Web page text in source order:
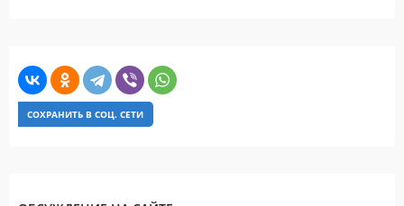
СОХРАНИТЬ В СОЦ. СЕТИ